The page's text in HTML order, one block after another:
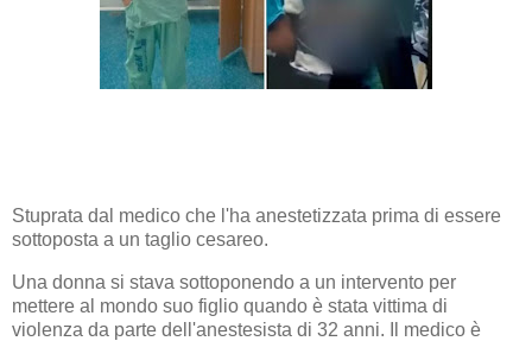
Stuprata dal medico che l'ha anestetizzata prima di essere
sottoposta a un taglio cesareo.
Una donna si stava sottoponendo a un intervento per
mettere al mondo suo figlio quando è stata vittima di
violenza da parte dell'anestesista di 32 anni. Il medico è